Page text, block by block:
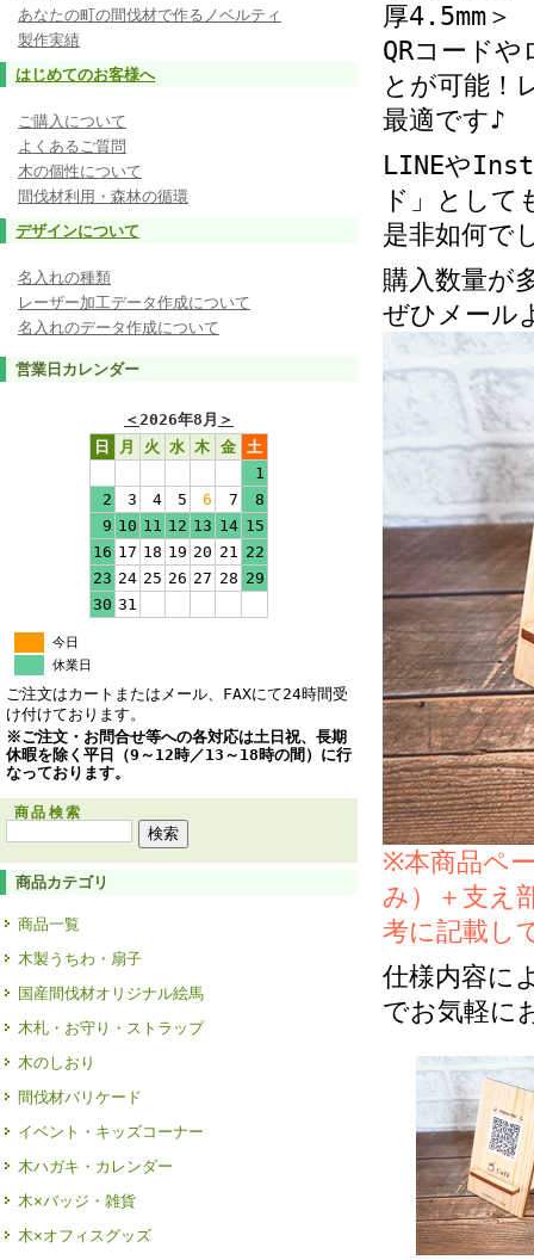
あなたの町の間伐材で作るノベルティ
製作実績
はじめてのお客様へ
ご購入について
よくあるご質問
木の個性について
間伐材利用・森林の循環
デザインについて
名入れの種類
レーザー加工データ作成について
名入れのデータ作成について
営業日カレンダー
＜2026年8月 ＞
日
月 火 水 木 金 土
1
2
3 4 5 6 7
8
9 10 11 12 13 14 15
16 17 18 19 20 21 22
23 24 25 26 27 28 29
30 31
今日
休業日
ご注文はカートまたはメール、FAXにて24時間受
け付けております。
※ご注文・お問合せ等への各対応は土日祝、長期
休暇を除く平日（9～12時／13～18時の間）に行
なっております。
商品検索
商品カテゴリ
商品一覧
木製うちわ・扇子
国産間伐材オリジナル絵馬
木札・お守り・ストラップ
木のしおり
間伐材バリケード
イベント・キッズコーナー
木ハガキ・カレンダー
木×バッジ・雑貨
木×オフィスグッズ
厚4.5mm＞
QRコード
とが可能！
最適です♪
LINEや
ド」として
是非如何で
購入数量が
ぜひメール
※本商品ペ
み）＋支え
考に記載し
仕様内容に
でお気軽に